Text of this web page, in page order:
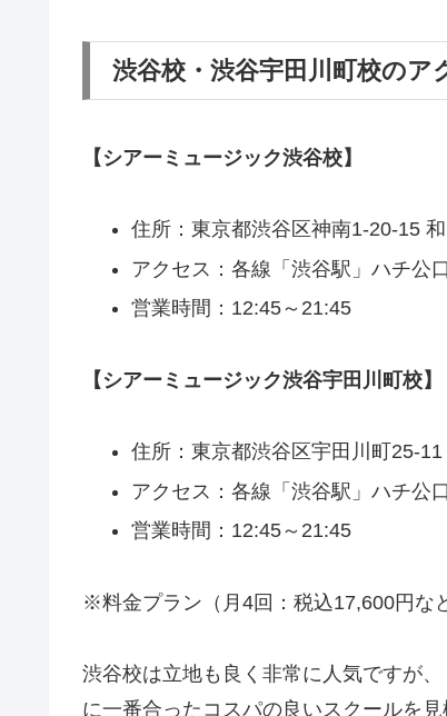
渋谷校・渋谷宇田川町校のア
【シアーミュージック渋谷校】
住所：東京都渋谷区神南1-20-15
アクセス：各線「渋谷駅」ハチ公
営業時間：12:45～21:45
【シアーミュージック渋谷宇田川町校】
住所：東京都渋谷区宇田川町25-
アクセス：各線「渋谷駅」ハチ公
営業時間：12:45～21:45
※料金プラン（月4回：税込17,600円な
渋谷校は立地も良く非常に人気ですが
に一番合ったコスパの良いスクールを